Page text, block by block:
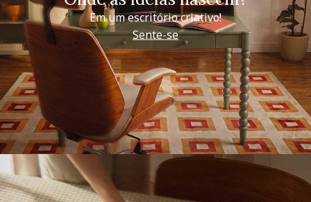
Em um escritório criativo!
Sente-se